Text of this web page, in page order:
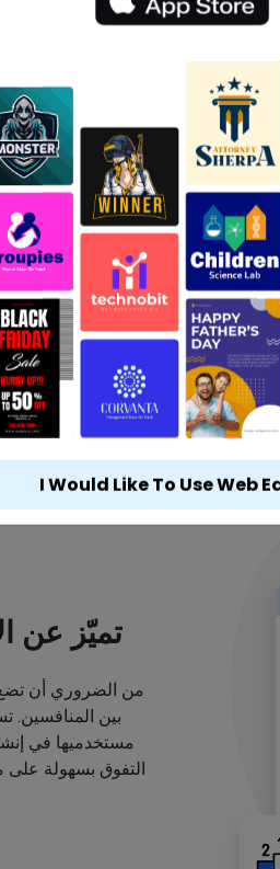
تميّز عن
من الضروري أن
بين المنافسين.
مستخدميها في
التفوق بسهولة على
I Would Like To Use Web